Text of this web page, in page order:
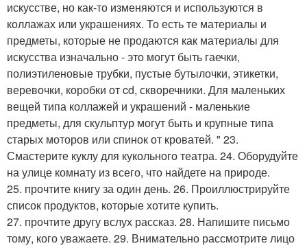
искусстве, но как-то изменяются и используются в
коллажах или украшениях. То есть те материалы и
предметы, которые не продаются как материалы для
искусства изначально - это могут быть гаечки,
полиэтиленовые трубки, пустые бутылочки, этикетки,
веревочки, коробки от cd, скворечники. Для маленьких
вещей типа коллажей и украшений - маленькие
предметы, для скульптур могут быть и крупные типа
старых моторов или спинок от кроватей. " 23.
Смастерите куклу для кукольного театра. 24. Оборудуйте
на улице комнату из всего, что найдете на природе.
25. прочтите книгу за один день. 26. Проиллюстрируйте
список продуктов, которые хотите купить.
27. прочтите другу вслух рассказ. 28. Напишите письмо
тому, кого уважаете. 29. Внимательно рассмотрите лицо